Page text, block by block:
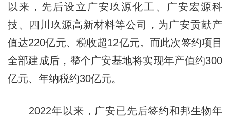
以来，先后设立广安玖源化工、广安宏源科
技、四川玖源高新材料等公司，为广安贡献产
值达220亿元、税收超12亿元。而此次签约项目
全部建成后，整个广安基地将实现年产值约300
亿元、年纳税约30亿元。
2022年以来，广安已先后签约和邦生物年